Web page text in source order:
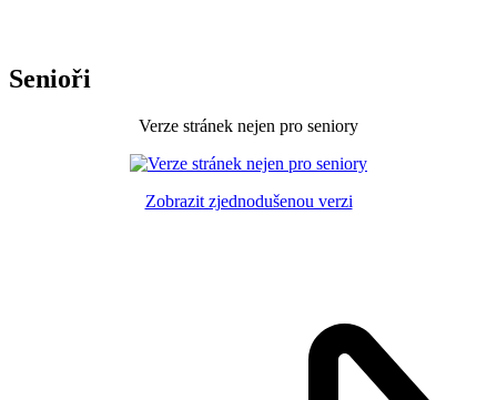
Senioři
Verze stránek nejen pro seniory
Zobrazit zjednodušenou verzi